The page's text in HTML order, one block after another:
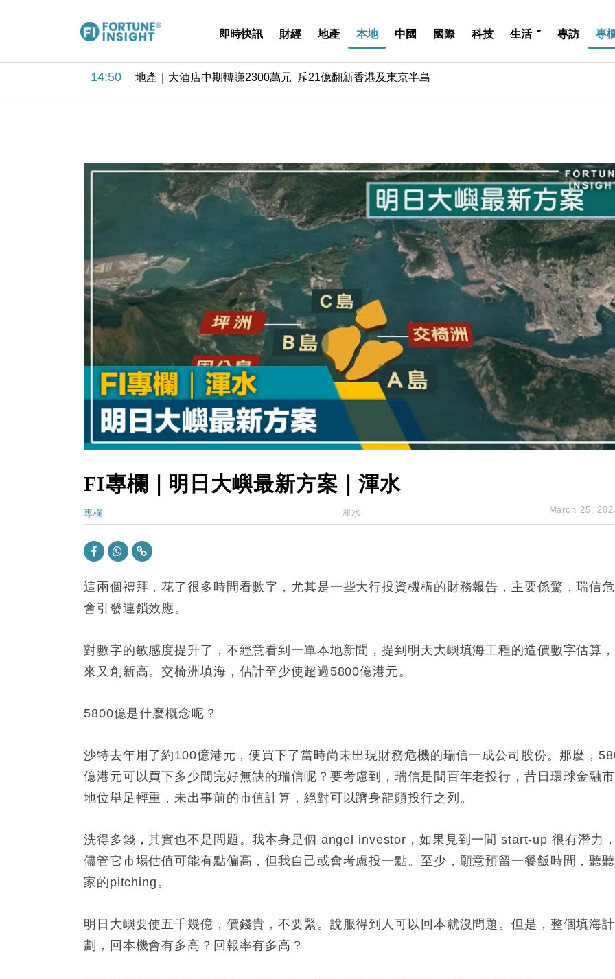
即時快訊 財經 地產 本地 中國 國際 科技 生活 專訪 專
11:30 財經｜精星香港夥菜鳥拓全球智慧倉儲市場 加快海外市場落地
14:50 地產｜大酒店中期轉賺2300萬元 斥21億翻新香港及東京半島
18:15 本地｜新世界K11 9月升級會員制度 增鉑金卡級別鎖定高消費客群
財經｜本港6月零售額連升14個月 珠寶鐘錶銷售升勢最強
財經｜滙控重啟最多10億美元回購 派息比率目標維持50%
15:11 財經｜SHEIN傳最快8月中招股 估值料降至400億美元以下
財經｜精星香港夥菜鳥拓全球智慧倉儲市場 加快海外市場落地
地產｜大酒店中期轉賺2300萬元 斥21億翻新香港及東京半島
13:12 國際｜特朗普赴洛杉磯高球場活動前 男子攜槍彈被捕
12:30 財經｜香港7月PMI回落至51 企業擴張放慢兼縮減人手
11:40 財經｜黑石傳再籌逾360億美元 支援Anthropic租用Google晶片
財經｜美商務部擬擴大金屬關稅範圍 14類產品或加徵25%
18:15 本地｜新世界K11 9月升級會員制度 增鉑金卡級別鎖定高消費客群
17:40 財經｜本港6月零售額連升14個月 珠寶鐘錶銷售升勢最強
16:33 財經｜滙控重啟最多10億美元回購 派息比率目標維持50%
15:11 財經｜SHEIN傳最快8月中招股 估值料降至400億美元以下
FI專欄｜明日大嶼最新方案｜渾水
專欄 渾水 March 25,
這兩個禮拜，花了很多時間看數字，尤其是一些大行投資機構的財務報告，主要係驚，瑞信
會引發連鎖效應。
對數字的敏感度提升了，不經意看到一單本地新聞，提到明天大嶼填海工程的造價數字估算
來又創新高。交椅洲填海，估計至少使超過5800億港元。
5800億是什麼概念呢？
沙特去年用了約100億港元，便買下了當時尚未出現財務危機的瑞信一成公司股份。那麼，
億港元可以買下多少間完好無缺的瑞信呢？要考慮到，瑞信是間百年老投行，昔日環球金融
地位舉足輕重，未出事前的市值計算，絕對可以躋身龍頭投行之列。
洗得多錢，其實也不是問題。我本身是個 angel investor，如果見到一間 start-up 很有潛力
儘管它市場估值可能有點偏高，但我自己或會考慮投一點。至少，願意預留一餐飯時間，聽
家的pitching。
明日大嶼要使五千幾億，價錢貴，不要緊。說服得到人可以回本就沒問題。但是，整個填海計
劃，回本機會有多高？回報率有多高？